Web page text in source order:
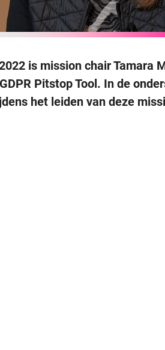
is mission chair Tamara
Pitstop Tool. In de
het leiden van deze